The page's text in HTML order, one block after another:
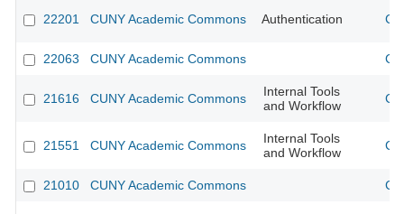
22201 CUNY Academic Commons Authentication
22063 CUNY Academic Commons
21616 CUNY Academic Commons
Internal Tools
and Workflow
21551 CUNY Academic Commons
Internal Tools
and Workflow
21010 CUNY Academic Commons